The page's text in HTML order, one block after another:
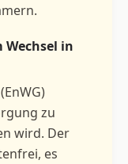
Wechsel in
zu
wird. Der
es